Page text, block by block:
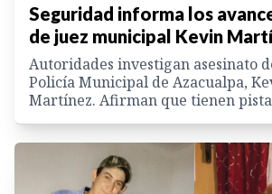
Seguridad informa los
de juez municipal Kevin
Autoridades investigan asesinato
Policía Municipal de Azacualpa,
Martínez. Afirman que tienen